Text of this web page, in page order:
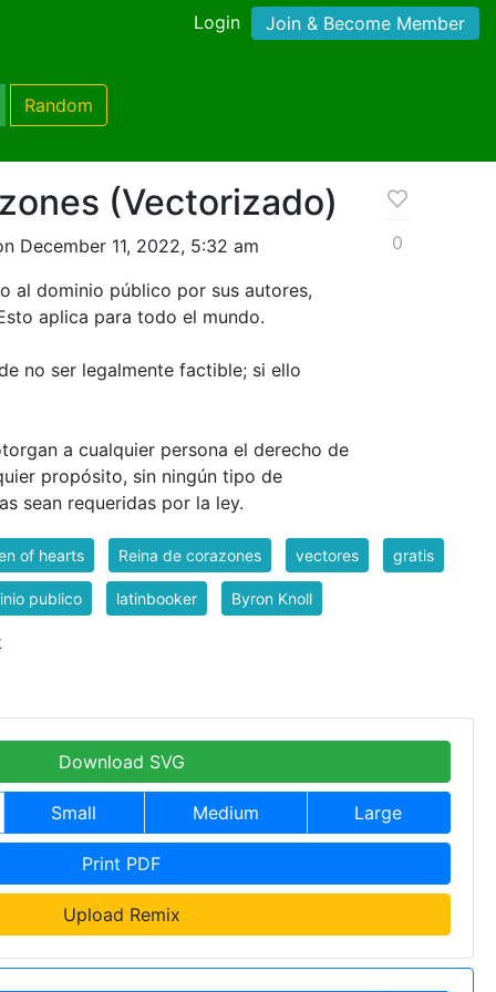
Login Join & Become Member
Random
(Vectorizado)
December 11, 2022, 5:32 am
al dominio público por sus autores,
aplica para todo el mundo.
no ser legalmente factible; si ello
a cualquier persona el derecho de
propósito, sin ningún tipo de
sean requeridas por la ley.
0
of hearts Reina de corazones vectores gratis
publico latinbooker Byron Knoll
Download SVG
Small Medium Large
Print PDF
Upload Remix